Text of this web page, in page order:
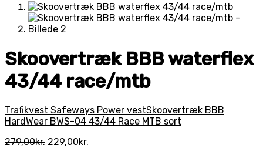
Skoovertræk BBB waterflex
43/44 race/mtb
Trafikvest Safeways Power vestSkoovertræk BBB
HardWear BWS-04 43/44 Race MTB sort
279,00kr. Den
229,00kr.